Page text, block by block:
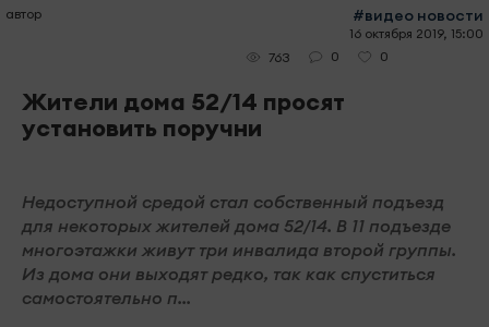
автор #видео новости
16 октября 2019, 15:00
763
0 0
Жители дома 52/14 просят
установить поручни
Недоступной средой стал собственный подъезд
для некоторых жителей дома 52/14. В 11 подъезде
многоэтажки живут три инвалида второй группы.
Из дома они выходят редко, так как спуститься
самостоятельно п...